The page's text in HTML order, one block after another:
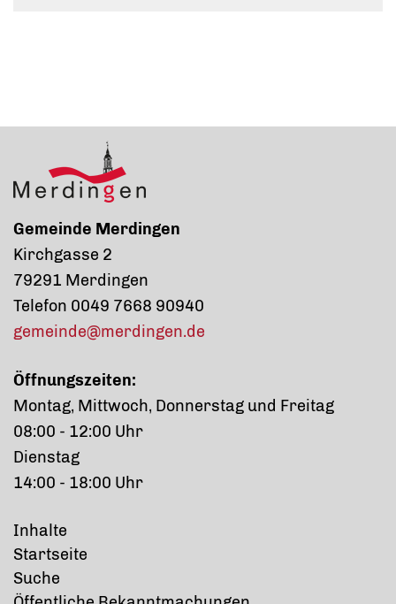
Gemeinde Merdingen
Kirchgasse 2
79291 Merdingen
Telefon 0049 7668 90940
gemeinde@merdingen.de
Öffnungszeiten:
Montag, Mittwoch, Donnerstag und Freitag
08:00 - 12:00 Uhr
Dienstag
14:00 - 18:00 Uhr
Inhalte
Startseite
Suche